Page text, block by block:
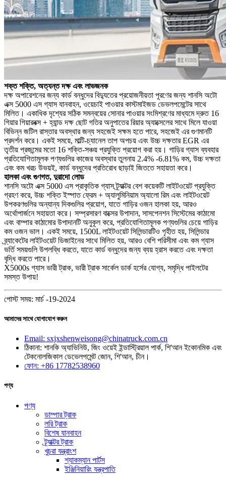
শক্ত শক্তি, অত্যন্ত দক্ষ এবং লাভজনক
দক্ষ অপারেশনের জন্য কার্ড বন্ধুদের বিদ্যুতের প্রয়োজনীয়তা পূরণের জন্য শানসি অটো
এক্স 5000 এস গ্যাস যানবাহন, ওয়েচাই পাওয়ার কাস্টমাইজড ডেভলপমেন্টের সাথে
মিলিত। একাধিক দৃশ্যের সঠিক সমন্বয়ের সোনার পাওয়ার সংমিশ্রণের মাধ্যমে দ্রুত 16
গিয়ার গিয়ারবক্স + হ্যান্ড দক্ষ ছোট গতির অনুপাতের রিয়ার অ্যাক্সেলের সাথে মিলে যাওয়া
বিভিন্ন জটিল রাস্তার অবস্থার জন্য সহজেই সক্ষম হতে পারে, সহজেই এর গুণমানটি
প্রদর্শন করে। একই সময়ে, মাল্টি-চ্যানেল তাপ অপচয় এবং উচ্চ দক্ষতার EGR এর
তৃতীয় প্রজন্মের মতো 16 শক্তি-সঞ্চয় প্রযুক্তি প্রয়োগ করা হয়। গাড়ির গ্যাস ব্যবহার
প্রতিযোগিতামূলক পণ্যগুলির কাজের অবস্থার তুলনায় 2.4% -6.81% কম, উচ্চ দক্ষতা
এবং কম খরচ উভয়ই, কার্ড বন্ধুদের প্রতিরোধ ছাড়াই জিততে সহায়তা করে।
হালকা এবং গুণগত, দুরাদো লোড
শানসি অটো এক্স 5000 এস প্রাকৃতিক গ্যাস ট্র্যাক্টর বেশ কয়েকটি লাইটওয়েট প্রযুক্তি
গ্রহণ করে, উচ্চ শক্তি ইস্পাত ফ্রেম + অ্যালুমিনিয়াম অ্যালো রিম এবং লাইটওয়েট
উপকরণগুলির অন্যান্য দিকগুলির প্রয়োগ, যাতে গাড়ির ওজন হালকা হয়, আরও
অর্থোপার্জনে সহায়তা করে। সম্প্রসারণ বাক্সের উপাদান, সাসপেনশন সিস্টেমের কাঠামো
এবং বাম্পার কাঠামোর উপাদানটি অনুকূল করে, প্রতিযোগিতামূলক পণ্যগুলির চেয়ে গাড়ির
কম ওজন ভাল। একই সময়ে, 1500L লাইটওয়েট সিলিন্ডারটিও গৃহীত হয়, সিলিন্ডার
ব্র্যাকেটের লাইটওয়েট ডিজাইনের সাথে মিলিত হয়, আরও বেশি পরিসীমা এবং কম গ্যাস
ভর্তি সময়গুলি উপলব্ধি করতে, যাতে কার্ড বন্ধুদের জন্য ব্যয় হ্রাস করতে এবং দক্ষতা
বৃদ্ধি করতে পারে।
X5000s গ্যাস ভারী ট্রাক, ভারী ট্রাক সার্কেল ডার্ক হর্সের যোগ্য, সমৃদ্ধি পাইলটের
সমস্ত উপায়!
পোস্ট সময়: মার্চ -19-2024
আমাদের সাথে যোগাযোগ করুন
Email: sxjxshenweisong@chinatruck.com.cn
ঠিকানা: শানকি অ্যাভিনিউ, জিং ওয়েই ইন্ডাস্ট্রিয়াল পার্ক, শি'আন ইকোনমিক এবং
টেকনোলজিকাল ডেভেলপমেন্ট জোন, শি'আন, চীন।
ফোন: +86 17782538960
পণ্য
পণ্য
ডাম্পার ট্রাক
লরি ট্রাক
বিশেষ যানবাহন
ট্র্যাক্টর ট্রাক
খুচরা যন্ত্রাংশ
শ্যাকম্যান পার্টস
ইঞ্জিনিয়ারিং যন্ত্রপাতি